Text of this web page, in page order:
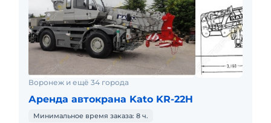
Воронеж и ещё 34 города
Аренда автокрана Kato KR-22H
Минимальное время заказа: 8 ч.